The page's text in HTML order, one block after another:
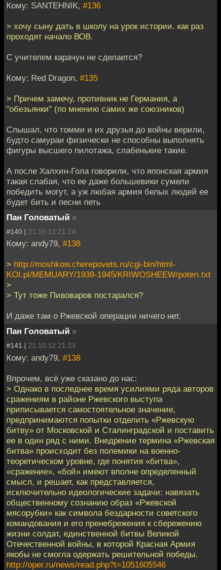
Кому: SANTEHNIK, #136
> хочу сыну дать в школу на урок истории. как раз
проходят начало ВОВ.
C учителем карачун не сделается?
Кому: Red Dragon, #135
> Причем замечу, противник не Германия, а
"обезьянки" (по мнению самих же союзников)
Слышал, что томми и их друзья до войны верили,
будто самураи физически не способны выполнять
фигуры высшего пилотажа, слабенькие такие.
А после Халхин-Гола говорили, что японская армия
такая слабая, что ее даже большевики сумели
победить могут, а уж любая армия белых людей ее
будет бить и песни петь
Пан Головатый »
#140 | 21.10.12 21:24
Кому: andy79, #138
> http://moshkow.cherepovets.ru/cgi-bin/html-
KOI.pl/MEMUARY/1939-1945/KRIWOSHEEW/poteri.txt
>
> Тут тоже Пивоваров постарался?
И даже там о Ржевской операции ничего нет.
Пан Головатый »
#141 | 21.10.12 21:33
Кому: andy79, #138
Впрочем, всё уже сказано до нас:
> Однако в последнее время усилиями ряда авторов
сражениям в районе Ржевского выступа
приписывается самостоятельное значение,
предпринимаются попытки отделить «Ржевскую
битву» от Московской и Сталинградской и поставить
ее в один ряд с ними. Внедрение термина «Ржевская
битва» происходит без полемики на военно-
теоретическом уровне, где понятия «битва»,
«сражение», «бой» имеют вполне определенный
смысл, и решает, как представляется,
исключительно идеологические задачи: навязать
общественному сознанию образ «Ржевской
мясорубки» как символа бездарности советского
командования и его пренебрежения к сбережению
жизни солдат, единственной битвы Великой
Отечественной войны, в которой Красная Армия
якобы не смогла одержать решительной победы.
http://oper.ru/news/read.php?t=1051605546